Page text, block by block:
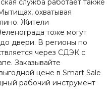
служба работает также
охватывая
Жители
тоже могут
двери. В регионы по
через СДЭК с
Заказывайте
цене в Smart Sale
рабочий инструмент